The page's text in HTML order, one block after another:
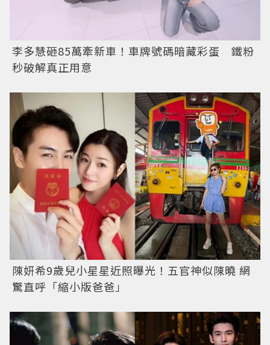
李多慧砸85萬牽新車！車牌號碼暗藏彩蛋 鐵粉
秒破解真正用意
陳妍希9歲兒小星星近照曝光！五官神似陳曉 網
驚直呼「縮小版爸爸」